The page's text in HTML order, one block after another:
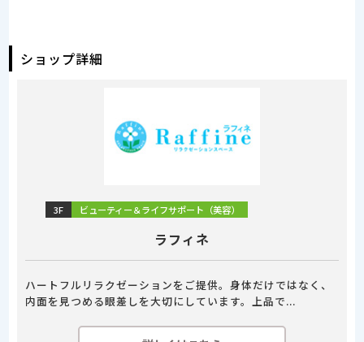
ショップ詳細
3F ビューティー＆ライフサポート（美容）
ラフィネ
ハートフルリラクゼーションをご提供。身体だけではなく、
内面を見つめる眼差しを大切にしています。上品で...